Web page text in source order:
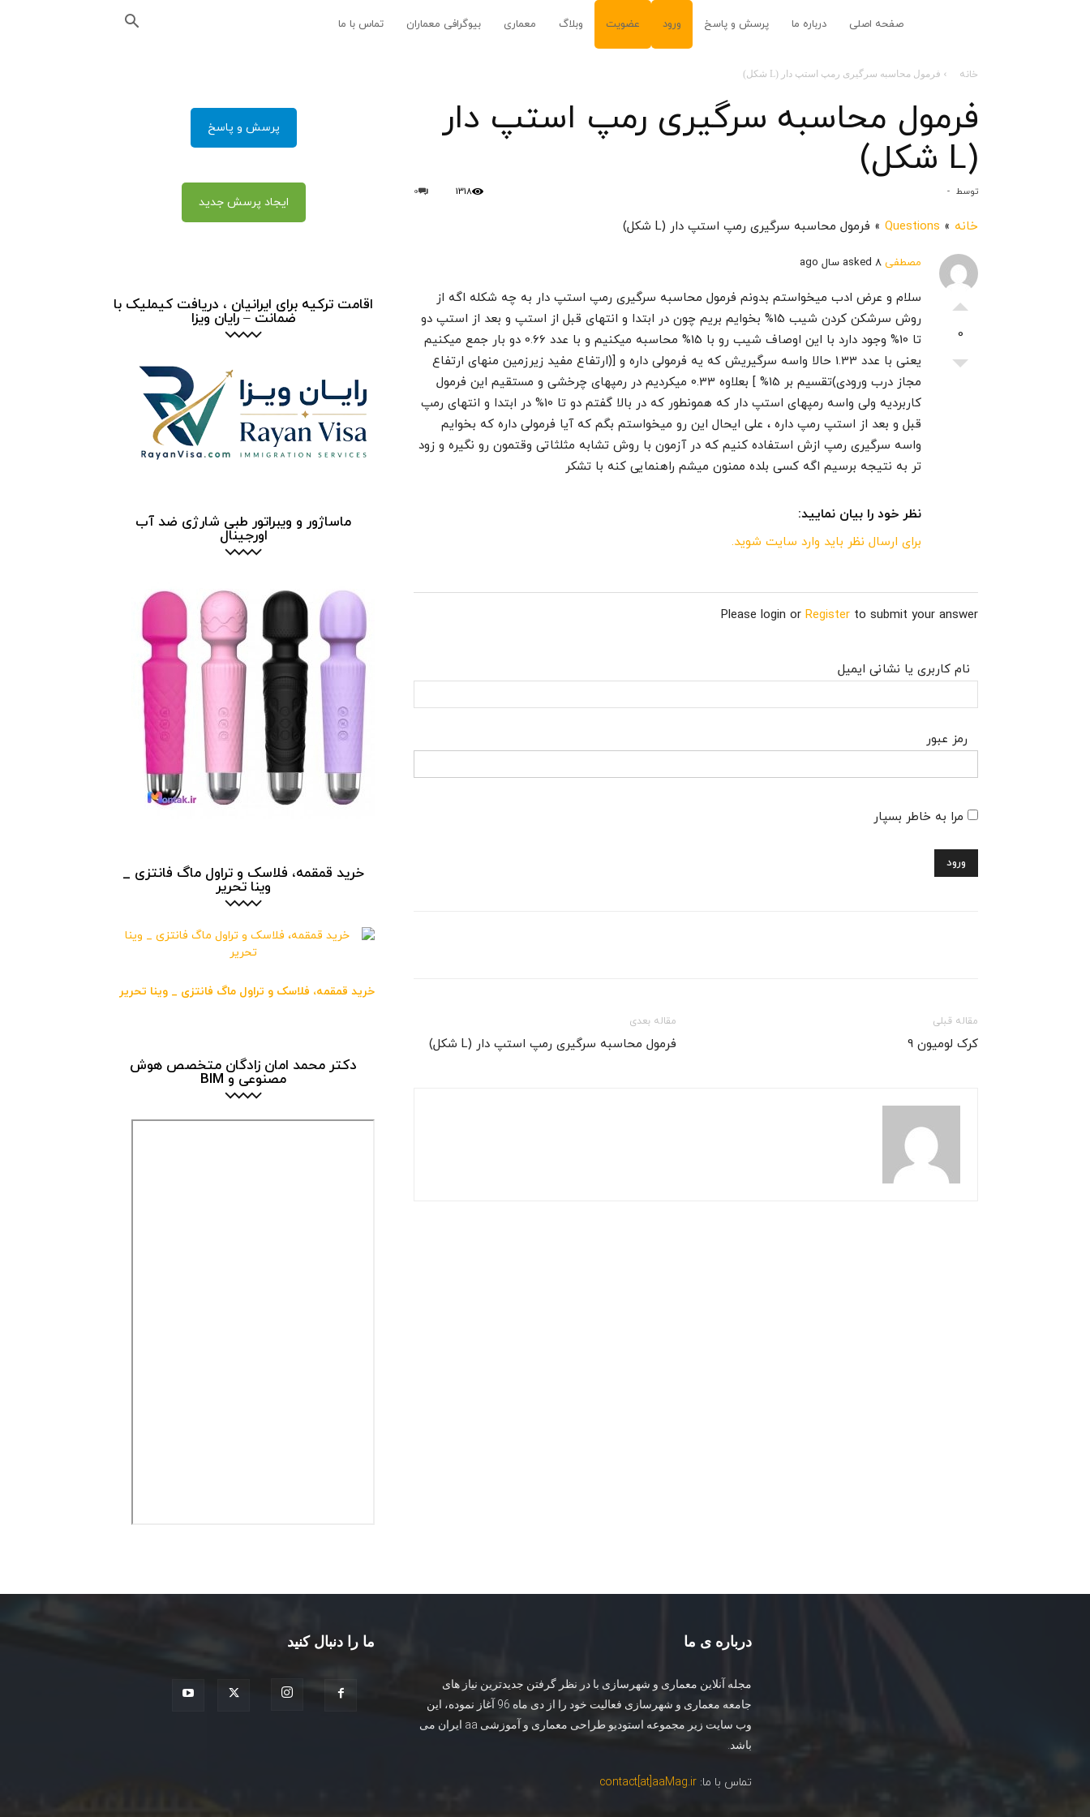
مجله
معماری
و
شهرسازی
aaMag
صفحه اصلی درباره ما پرسش و پاسخ ورود عضویت وبلاگ معماری بیوگرافی معماران تماس با ما
خانه فرمول محاسبه سرگیری رمپ استپ دار (L شکل)
فرمول محاسبه سرگیری رمپ استپ دار
(L شکل)
توسط -
0 1318
خانه »
Questions
» فرمول محاسبه سرگیری رمپ استپ دار (L شکل)
0
مصطفی
سلام و عرض ادب میخواستم بدونم فرمول محاسبه سرگیری رمپ استپ دار به چه شکله اگه از
روش سرشکن کردن شیب 15% بخوایم بریم چون در ابتدا و انتهای قبل از استپ و بعد از استپ دو
تا 10% وجود دارد با این اوصاف شیب رو با 15% محاسبه میکنیم و با عدد 0.66 دو بار جمع میکنیم
یعنی با عدد 1.33 حالا واسه سرگیریش که یه فرمولی داره و [(ارتفاع مفید زیرزمین منهای ارتفاع
مجاز درب ورودی)تقسیم بر 15% ] بعلاوه 0.33 میکردیم در رمپهای چرخشی و مستقیم این فرمول
کاربردیه ولی واسه رمپهای استپ دار که همونطور که در بالا گفتم دو تا 10% در ابتدا و انتهای رمپ
قبل و بعد از استپ رمپ داره ، علی ایحال این رو میخواستم بگم که آیا فرمولی داره که بخوایم
واسه سرگیری رمپ ازش استفاده کنیم که در آزمون با روش تشابه مثلثاتی وقتمون رو نگیره و زود
تر به نتیجه برسیم اگه کسی بلده ممنون میشم راهنمایی کنه با تشکر
نظر خود را بیان نمایید:
برای ارسال نظر باید وارد سایت شوید.
Please login or Register to submit your answer
نام کاربری یا نشانی ایمیل
رمز عبور
مرا به خاطر بسپار
مقاله قبلی
کرک لومیون 9
مقاله بعدی
فرمول محاسبه سرگیری رمپ استپ دار (L شکل)
پرسش و پاسخ
ایجاد پرسش جدید
اقامت ترکیه برای ایرانیان ، دریافت کیملیک با
ضمانت – رایان ویزا
ماساژور و ویبراتور طبی شارژی ضد آب
اورجینال
خرید قمقمه، فلاسک و تراول ماگ فانتزی _
وینا تحریر
خرید قمقمه، فلاسک و تراول ماگ فانتزی _ وینا تحریر
دکتر محمد امان زادگان متخصص هوش
مصنوعی و BIM
درباره ی ما
مجله آنلاین معماری و شهرسازی با در نظر گرفتن جدیدترین نیاز های
جامعه معماری و شهرسازی فعالیت خود را از دی ماه 96 آغاز نموده، این
وب سایت زیر مجموعه استودیو طراحی معماری و آموزشی aa ایران می
باشد.
تماس با ما: contact[at]aaMag.ir
ما را دنبال کنید